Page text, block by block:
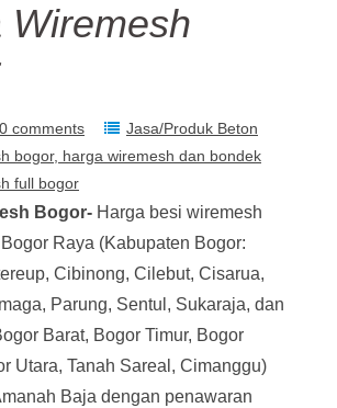
Wiremesh
0 comments
Jasa/Produk Beton
bogor harga wiremesh dan bondek
full bogor
Bogor- Harga besi wiremesh
Raya (Kabupaten Bogor:
Cibinong, Cilebut, Cisarua,
Parung, Sentul, Sukaraja, dan
Barat, Bogor Timur, Bogor
Utara, Tanah Sareal, Cimanggu)
Baja dengan penawaran